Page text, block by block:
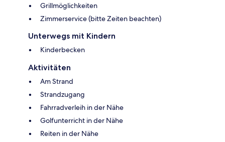
Grillmöglichkeiten
Zimmerservice (bitte Zeiten beachten)
Unterwegs mit Kindern
Kinderbecken
Aktivitäten
Am Strand
Strandzugang
Fahrradverleih in der Nähe
Golfunterricht in der Nähe
Reiten in der Nähe